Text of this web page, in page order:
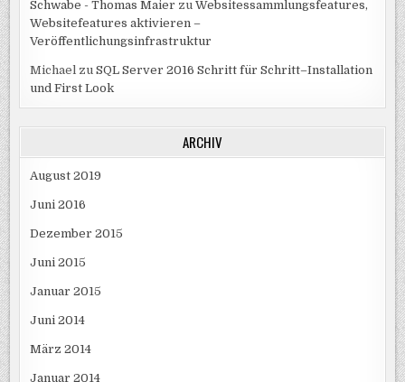
Schwabe - Thomas Maier zuWebsitessammlungsfeatures,
Websitefeatures aktivieren –
Veröffentlichungsinfrastruktur
Michael zuSQL Server 2016 Schritt für Schritt–Installation
und First Look
ARCHIV
August 2019
Juni 2016
Dezember 2015
Juni 2015
Januar 2015
Juni 2014
März 2014
Januar 2014